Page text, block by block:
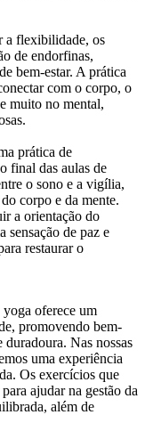
a flexibilidade, os
de endorfinas,
bem-estar. A prática
com o corpo, o
muito no mental,
prática de
final das aulas de
o sono e a vigília,
corpo e da mente.
a orientação do
sensação de paz e
restaurar o
oferece um
promovendo bem-
Nas nossas
uma experiência
Os exercícios que
ajudar na gestão da
além de